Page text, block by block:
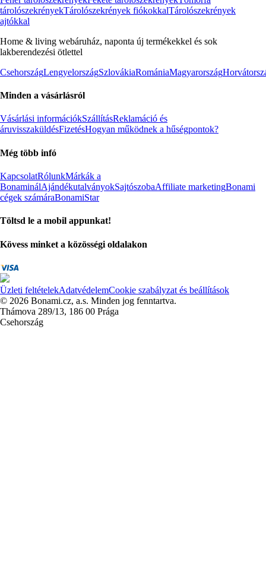
tárolószekrényekTárolószekrények fiókokkalTárolószekrények
ajtókkal
Home & living webáruház, naponta új termékekkel és sok
lakberendezési ötlettel
CsehországLengyelországSzlovákiaRomániaMagyarország
Minden a vásárlásról
Vásárlási információkSzállításReklamáció és
áruvisszaküldésFizetésHogyan működnek a hűségpontok?
Még több infó
KapcsolatRólunkMárkák a
BonaminálAjándékutalványokSajtószobaAffiliate marketingBonami
cégek számáraBonamiStar
Töltsd le a mobil appunkat!
Kövess minket a közösségi oldalakon
Üzleti feltételekAdatvédelemCookie szabályzat és beállítások
© 2026 Bonami.cz, a.s. Minden jog fenntartva.
Thámova 289/13, 186 00 Prága
Csehország